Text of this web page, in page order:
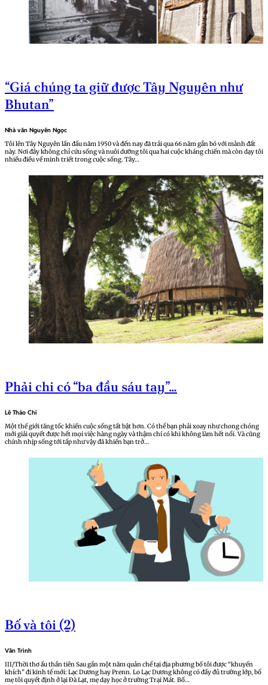
“Giá chúng ta giữ được Tây Nguyên như
Bhutan”
Nhà văn Nguyên Ngọc
Tôi lên Tây Nguyên lần đầu năm 1950 và đến nay đã trải qua 66 năm gắn bó với mảnh đất
này. Nơi đây không chỉ cứu sống và nuôi dưỡng tôi qua hai cuộc kháng chiến mà còn dạy tôi
nhiều điều về minh triết trong cuộc sống. Tây…
Phải chi có “ba đầu sáu tay”…
Lê Thảo Chi
Một thế giới tăng tốc khiến cuộc sống tất bật hơn. Có thể bạn phải xoay như chong chóng
mới giải quyết được hết mọi việc hàng ngày và thậm chí có khi không làm hết nổi. Và cũng
chính nhịp sống tới tấp như vậy đã khiến bạn trở…
Bố và tôi (2)
Vân Trình
III/Thời thơ ấu thần tiên Sau gần một năm quản chế tại địa phương bố tôi được “khuyến
khích” đi kinh tế mới: Lạc Dương hay Prenn. Lo Lạc Dương không có đầy đủ trường lớp, bố
mẹ tôi quyết định ở lại Đà Lạt, mẹ dạy học ở trường Trại Mát. Bố…